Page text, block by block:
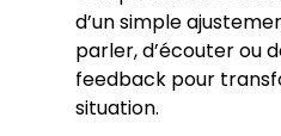
d’un simple
parler, d’écouter ou
feedback pour
situation.